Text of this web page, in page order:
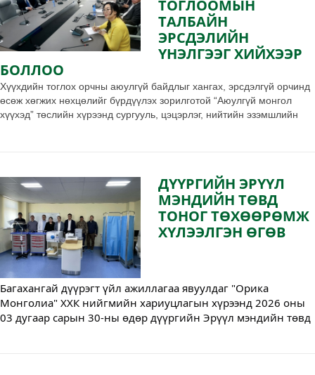
ТОГЛООМЫН
ТАЛБАЙН
ЭРСДЭЛИЙН
ҮНЭЛГЭЭГ ХИЙХЭЭР
БОЛЛОО
Хүүхдийн тоглох орчны аюулгүй байдлыг хангах, эрсдэлгүй орчинд
өсөж хөгжих нөхцөлийг бүрдүүлэх зорилготой “Аюулгүй монгол
хүүхэд” төслийн хүрээнд сургууль, цэцэрлэг, нийтийн эзэмшлийн
ДҮҮРГИЙН ЭРҮҮЛ
МЭНДИЙН ТӨВД
ТОНОГ ТӨХӨӨРӨМЖ
ХҮЛЭЭЛГЭН ӨГӨВ
Багахангай дүүрэгт үйл ажиллагаа явуулдаг "Орика
Монголиа" ХХК нийгмийн хариуцлагын хүрээнд 2026 оны
03 дугаар сарын 30-ны өдөр дүүргийн Эрүүл мэндийн төвд